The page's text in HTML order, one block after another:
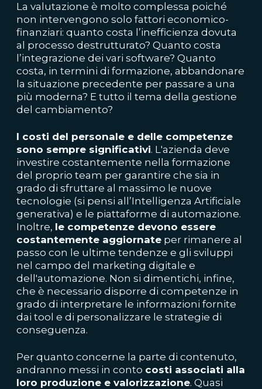
La valutazione è molto complessa poiché
non intervengono solo fattori economico-
finanziari: quanto costa l’inefficienza dovuta
al processo destrutturato? Quanto costa
l’integrazione dei vari software? Quanto
costa, in termini di formazione, abbandonare
la situazione precedente per passare a una
più moderna? E tutto il tema della gestione
del cambiamento?
I costi del personale e delle competenze
sono sempre significativi. L'azienda deve
investire costantemente nella formazione
del proprio team per garantire che sia in
grado di sfruttare al massimo le nuove
tecnologie (si pensi all’Intelligenza Artificiale
generativa) e le piattaforme di automazione.
Inoltre, le competenze devono essere
costantemente aggiornate per rimanere al
passo con le ultime tendenze e gli sviluppi
nel campo del marketing digitale e
dell'automazione. Non si dimentichi, infine,
che è necessario disporre di competenze in
grado di interpretare le informazioni fornite
dai tool e di personalizzare le strategie di
conseguenza.
Per quanto concerne la parte di contenuto,
andranno messi in conto costi associati alla
loro produzione e valorizzazione. Quasi